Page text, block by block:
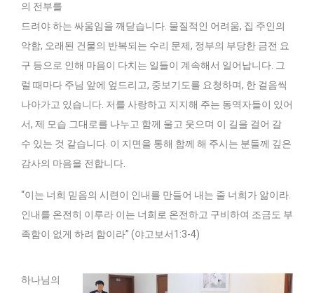
의 전부를
드려야 하는 싸움임을 깨닫습니다. 물질적인 어려움, 집 주인의
악함, 오래된 건물의 반복되는 수리 문제, 정부의 부당한 금전 요
구 등으로 인해 마음이 다치는 일들이 계속해서 일어납니다. 그
럴 때마다 주님 앞에 엎드리고, 중보기도를 요청하며, 한 걸음씩
나아가고 있습니다. 저를 사랑하고 지지해 주는 동역자들이 있어
서, 제 모습 그대로를 나누고 함께 울고 웃으며 이 길을 걸어 갈
수 있는 것 같습니다. 이 지면을 통해 함께 해 주시는 분들께 깊은
감사의 마음을 전합니다.
“이는 너희 믿음의 시련이 인내를 만들어 내는 줄 너희가 앎이라.
인내를 온전히 이루라 이는 너희로 온전하고 구비하여 조금도 부
족함이 없게 하려 함이라” (야고보서1:3-4)
하나님의